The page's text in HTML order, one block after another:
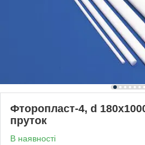
Фторопласт-4, d
пруток
В наявності